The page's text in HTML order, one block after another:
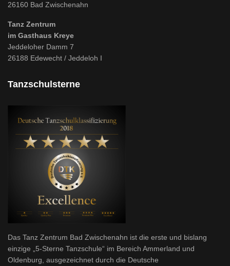
26160 Bad Zwischenahn
Tanz Zentrum
im Gasthaus Kreye
Jeddeloher Damm 7
26188 Edewecht / Jeddeloh I
Tanzschulsterne
Das Tanz Zentrum Bad Zwischenahn ist die erste und bislang
einzige „5-Sterne Tanzschule“ im Bereich Ammerland und
Oldenburg, ausgezeichnet durch die Deutsche